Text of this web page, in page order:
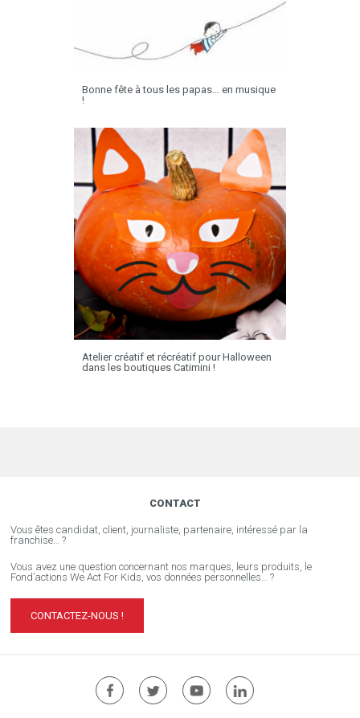
Bonne fête à tous les papas… en musique
!
Atelier créatif et récréatif pour Halloween
dans les boutiques Catimini !
CONTACT
Vous êtes candidat, client, journaliste, partenaire, intéressé par la
franchise… ?
Vous avez une question concernant nos marques, leurs produits, le
Fond’actions We Act For Kids, vos données personnelles… ?
CONTACTEZ-NOUS !